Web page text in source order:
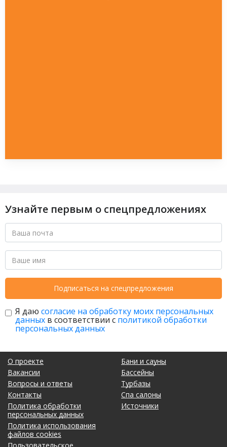
Узнайте первым о спецпредложениях
Подписаться на спецпредложения
Я даю согласие на обработку моих персональных
данных в соответствии с политикой обработки
персональных данных
О проекте
Вакансии
Вопросы и ответы
Контакты
Политика обработки
персональных данных
Политика использования
файлов cookies
Бани и сауны
Бассейны
Турбазы
Спа салоны
Источники